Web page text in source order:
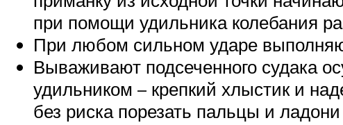
при помощи удильника колебания
При любом сильном ударе
Вываживают подсеченного судака
удильником – крепкий хлыстик и
без риска порезать пальцы и